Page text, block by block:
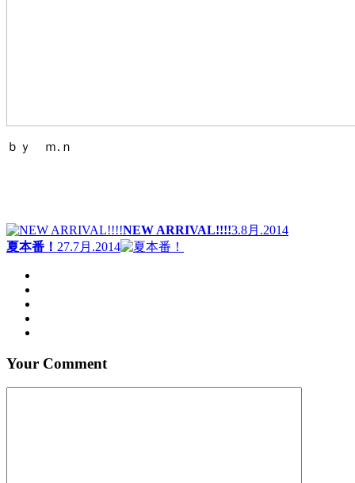
ｂｙ ｍ.ｎ
NEW ARRIVAL!!!!3.8月.2014
夏本番！ 27.7月.2014
Your Comment